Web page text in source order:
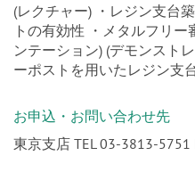
(レクチャー) ・レジン支台
トの有効性 ・メタルフリ
ンテーション) (デモンスト
ーポストを用いたレジン支
お申込・お問い合わせ先
東京支店 TEL 03-3813-